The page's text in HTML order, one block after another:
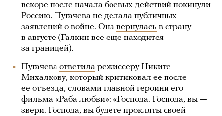
вскоре после начала боевых действий покинули
Россию. Пугачева не делала публичных
заявлений о войне. Она вернулась в страну
в августе (Галкин все еще находится
за границей).
Пугачева ответила режиссеру Никите
Михалкову, который критиковал ее после
ее отъезда, словами главной героини его
фильма «Раба любви»: «Господа. Господа, вы —
звери. Господа, вы будете прокляты своей